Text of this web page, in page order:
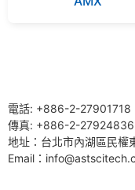
電話: +886-2-27901718
傳真: +886-2-27924836
地址：台北市內湖區民權
Email：